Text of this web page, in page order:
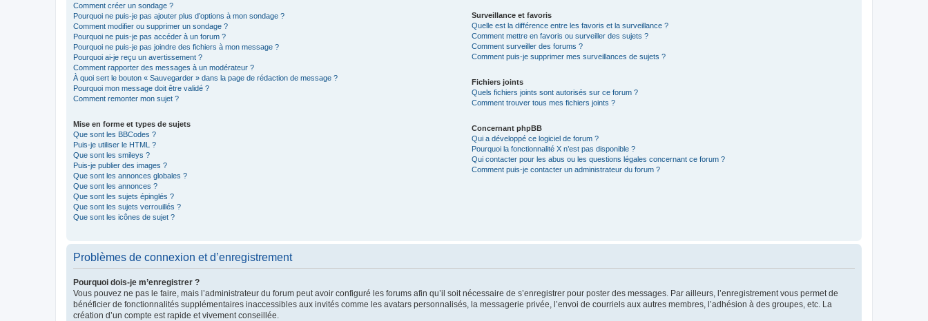
Comment créer un sondage ?
Pourquoi ne puis-je pas ajouter plus d’options à mon sondage ?
Comment modifier ou supprimer un sondage ?
Pourquoi ne puis-je pas accéder à un forum ?
Pourquoi ne puis-je pas joindre des fichiers à mon message ?
Pourquoi ai-je reçu un avertissement ?
Comment rapporter des messages à un modérateur ?
À quoi sert le bouton « Sauvegarder » dans la page de rédaction de message ?
Pourquoi mon message doit être validé ?
Comment remonter mon sujet ?
Mise en forme et types de sujets
Que sont les BBCodes ?
Puis-je utiliser le HTML ?
Que sont les smileys ?
Puis-je publier des images ?
Que sont les annonces globales ?
Que sont les annonces ?
Que sont les sujets épinglés ?
Que sont les sujets verrouillés ?
Que sont les icônes de sujet ?
Surveillance et favoris
Quelle est la différence entre les favoris et la surveillance ?
Comment mettre en favoris ou surveiller des sujets ?
Comment surveiller des forums ?
Comment puis-je supprimer mes surveillances de sujets ?
Fichiers joints
Quels fichiers joints sont autorisés sur ce forum ?
Comment trouver tous mes fichiers joints ?
Concernant phpBB
Qui a développé ce logiciel de forum ?
Pourquoi la fonctionnalité X n’est pas disponible ?
Qui contacter pour les abus ou les questions légales concernant ce forum ?
Comment puis-je contacter un administrateur du forum ?
Problèmes de connexion et d’enregistrement
Pourquoi dois-je m’enregistrer ?
Vous pouvez ne pas le faire, mais l’administrateur du forum peut avoir configuré les forums afin qu’il soit nécessaire de s’enregistrer pour poster des messages. Par ailleurs, l’enregistrement vous permet de
bénéficier de fonctionnalités supplémentaires inaccessibles aux invités comme les avatars personnalisés, la messagerie privée, l’envoi de courriels aux autres membres, l’adhésion à des groupes, etc. La
création d’un compte est rapide et vivement conseillée.